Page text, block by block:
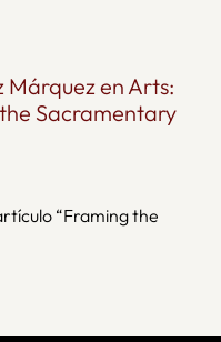
Márquez en Arts:
Sacramentary
“Framing the